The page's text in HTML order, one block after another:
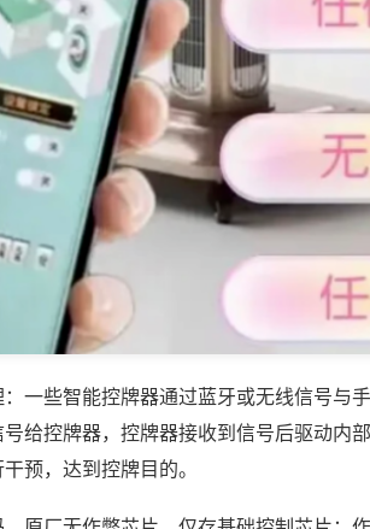
一些智能控牌器通过蓝牙或无线信号与
给控牌器，控牌器接收到信号后驱动内
预，达到控牌目的。